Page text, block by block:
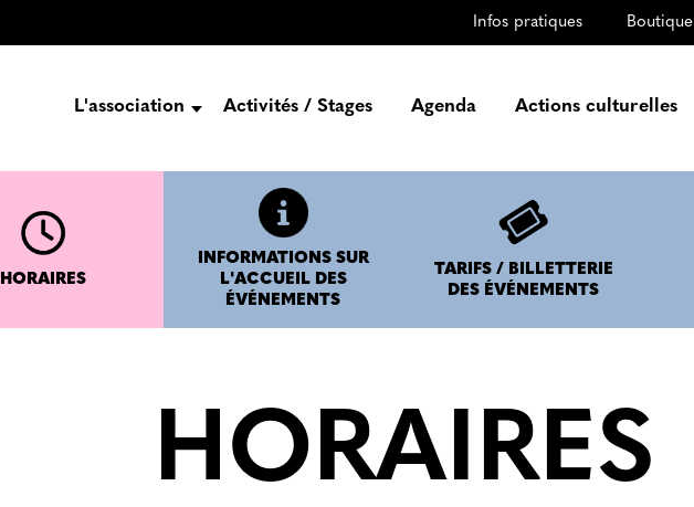
Infos pratiques Boutique
L'association Activités / Stages Agenda Actions culturelles
HORAIRES
INFORMATIONS SUR
L'ACCUEIL DES
ÉVÉNEMENTS
TARIFS / BILLETTERIE
DES ÉVÉNEMENTS
HORAIRES